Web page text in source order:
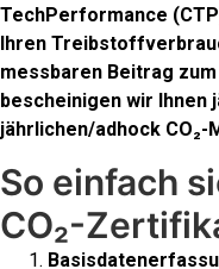
TechPerformance
Ihren
messbaren Beitrag
bescheinigen wir Ihnen
jährlichen/adhock
So einfach
CO₂-